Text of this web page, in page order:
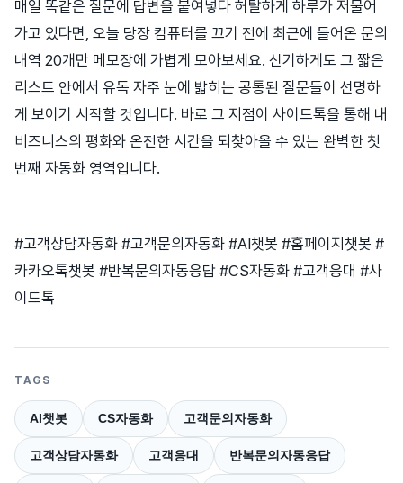
매일 똑같은 질문에 답변을 붙여넣다 허탈하게 하루가 저물어
가고 있다면, 오늘 당장 컴퓨터를 끄기 전에 최근에 들어온 문의
내역 20개만 메모장에 가볍게 모아보세요. 신기하게도 그 짧은
리스트 안에서 유독 자주 눈에 밟히는 공통된 질문들이 선명하
게 보이기 시작할 것입니다. 바로 그 지점이 사이드톡을 통해 내
비즈니스의 평화와 온전한 시간을 되찾아올 수 있는 완벽한 첫
번째 자동화 영역입니다.
#고객상담자동화 #고객문의자동화 #AI챗봇 #홈페이지챗봇 #
카카오톡챗봇 #반복문의자동응답 #CS자동화 #고객응대 #사
이드톡
TAGS
AI챗봇 CS자동화 고객문의자동화
고객상담자동화 고객응대 반복문의자동응답